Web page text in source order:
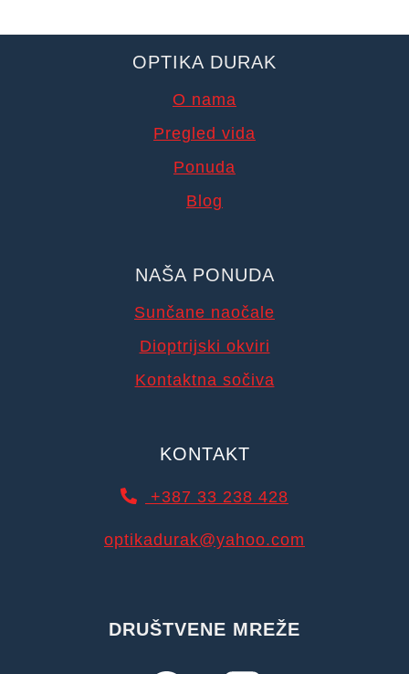
OPTIKA DURAK
O nama
Pregled vida
Ponuda
Blog
NAŠA PONUDA
Sunčane naočale
Dioptrijski okviri
Kontaktna sočiva
KONTAKT
+387 33 238 428
optikadurak@yahoo.com
DRUŠTVENE MREŽE